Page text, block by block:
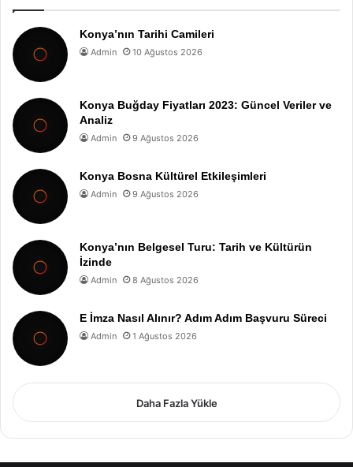
Konya’nın Tarihi Camileri
Admin 10 Ağustos 2026
Konya Buğday Fiyatları 2023: Güncel Veriler ve
Analiz
Admin 9 Ağustos 2026
Konya Bosna Kültürel Etkileşimleri
Admin 9 Ağustos 2026
Konya’nın Belgesel Turu: Tarih ve Kültürün
İzinde
Admin 8 Ağustos 2026
E İmza Nasıl Alınır? Adım Adım Başvuru Süreci
Admin 1 Ağustos 2026
Daha Fazla Yükle